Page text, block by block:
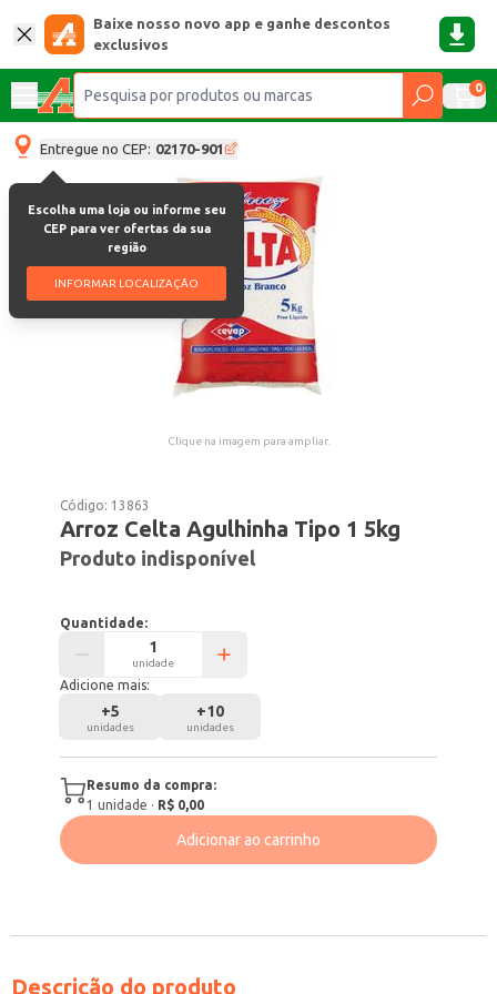
Baixe nosso novo app e ganhe descontos
exclusivos
0
Entregue no CEP: 02170-901
Escolha uma loja ou informe seu
CEP para ver ofertas da sua
região
INFORMAR LOCALIZAÇÃO
Clique na imagem para ampliar.
Código: 13863
Arroz Celta Agulhinha Tipo 1 5kg
Produto indisponível
Quantidade:
unidade
Adicione mais:
+5
unidades
+10
unidades
Resumo da compra:
1 unidade · R$ 0,00
Adicionar ao carrinho
Descrição do produto